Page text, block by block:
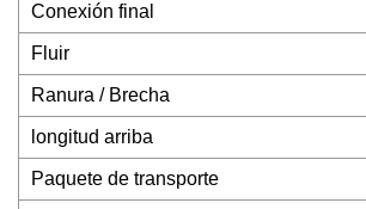
Conexión final
Fluir
Ranura / Brecha
longitud arriba
Paquete de transporte